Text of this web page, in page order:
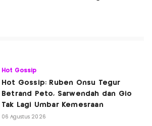
Hot Gossip
Hot Gossip: Ruben Onsu Tegur
Betrand Peto, Sarwendah dan Gio
Tak Lagi Umbar Kemesraan
06 Agustus 2026